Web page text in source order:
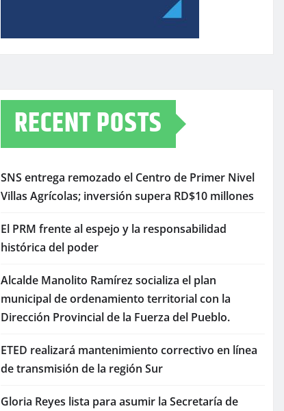
RECENT POSTS
SNS entrega remozado el Centro de Primer Nivel
Villas Agrícolas; inversión supera RD$10 millones
El PRM frente al espejo y la responsabilidad
histórica del poder
Alcalde Manolito Ramírez socializa el plan
municipal de ordenamiento territorial con la
Dirección Provincial de la Fuerza del Pueblo.
ETED realizará mantenimiento correctivo en línea
de transmisión de la región Sur
Gloria Reyes lista para asumir la Secretaría de